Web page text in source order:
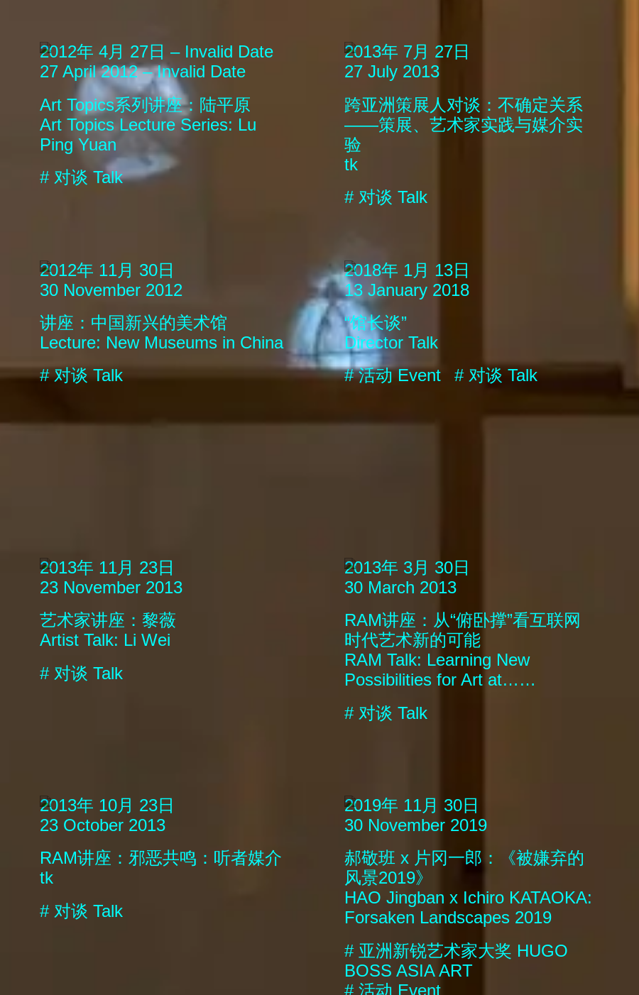
2012年 4月 27日 – Invalid Date
27 April 2012 – Invalid Date
Art Topics系列讲座：陆平原
Art Topics Lecture Series: Lu
Ping Yuan
# 对谈 Talk
2013年 7月 27日
27 July 2013
跨亚洲策展人对谈：不确定关系
——策展、艺术家实践与媒介实
验
tk
# 对谈 Talk
2012年 11月 30日
30 November 2012
讲座：中国新兴的美术馆
Lecture: New Museums in China
#对谈 Talk
2018年 1月 13日
13 January 2018
“馆长谈”
Director Talk
#活动 Event # 对谈 Talk
2013年 11月 23日
23 November 2013
艺术家讲座：黎薇
Artist Talk: Li Wei
# 对谈 Talk
2013年 3月 30日
30 March 2013
RAM讲座：从“俯卧撑”看互联网
时代艺术新的可能
RAM Talk: Learning New
Possibilities for Art at……
# 对谈 Talk
2013年 10月 23日
23 October 2013
RAM讲座：邪恶共鸣：听者媒介
tk
# 对谈 Talk
2019年 11月 30日
30 November 2019
郝敬班 x 片冈一郎：《被嫌弃的
风景2019》
HAO Jingban x Ichiro KATAOKA:
Forsaken Landscapes 2019
# 亚洲新锐艺术家大奖 HUGO
BOSS ASIA ART
#活动 Event